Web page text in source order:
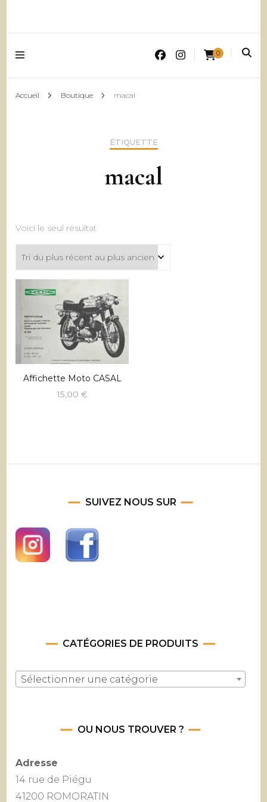
0
Accueil Boutique macal
ÉTIQUETTE
macal
Voici le seul résultat
Affichette Moto CASAL
15,00€
SUIVEZ NOUS SUR
CATÉGORIES DE PRODUITS
Sélectionner une catégorie
OU NOUS TROUVER ?
Adresse
14 rue de Piégu
41200 ROMORATIN